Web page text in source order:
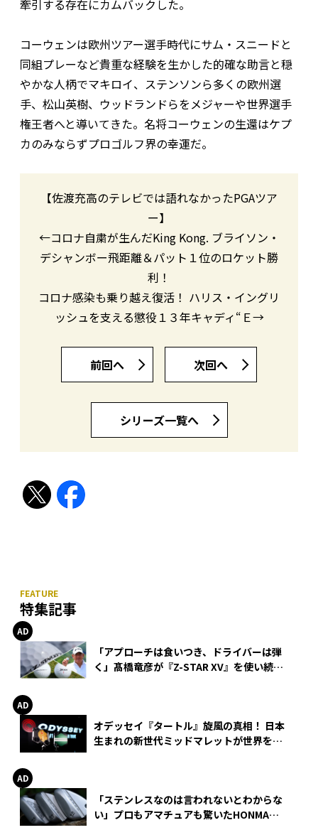
牽引する存在にカムバックした。
コーウェンは欧州ツアー選手時代にサム・スニードと
同組プレーなど貴重な経験を生かした的確な助言と穏
やかな人柄でマキロイ、ステンソンら多くの欧州選
手、松山英樹、ウッドランドらをメジャーや世界選手
権王者へと導いてきた。名将コーウェンの生還はケプ
カのみならずプロゴルフ界の幸運だ。
【佐渡充高のテレビでは語れなかったPGAツア
ー】
←コロナ自粛が生んだKing Kong. ブライソン・
デシャンボー飛距離＆パット１位のロケット勝
利！
コロナ感染も乗り越え復活！ ハリス・イングリ
ッシュを支える懲役１３年キャディ“Ｅ→
前回へ 次回へ
シリーズ一覧へ
特集記事
「アプローチは食いつき、ドライバーは弾
く」髙橋竜彦が『Z-STAR XV』を使い続け
オデッセイ『タートル』旋風の真相！ 日本
生まれの新世代ミッドマレットが世界を席
「ステンレスなのは言われないとわからな
い」プロもアマチュアも驚いたHONMA